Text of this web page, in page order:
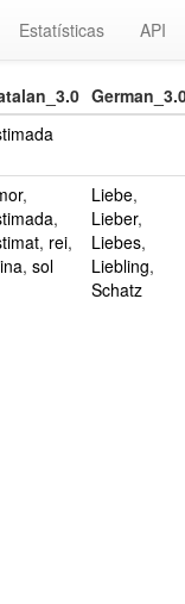
Estatísticas API
,
,
, rei,
, sol
Liebe,
Lieber,
Liebes,
Liebling,
Schatz